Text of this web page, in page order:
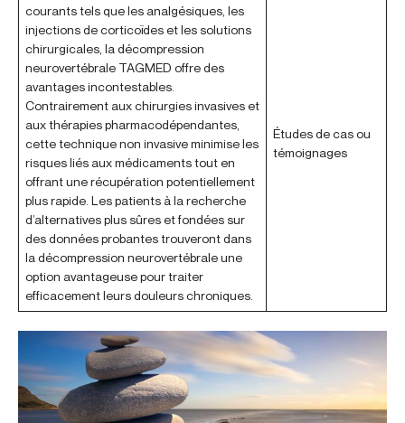
courants tels que les analgésiques, les
injections de corticoïdes et les solutions
chirurgicales, la décompression
neurovertébrale TAGMED offre des
avantages incontestables.
Contrairement aux chirurgies invasives et
aux thérapies pharmacodépendantes,
cette technique non invasive minimise les
risques liés aux médicaments tout en
offrant une récupération potentiellement
plus rapide. Les patients à la recherche
d’alternatives plus sûres et fondées sur
des données probantes trouveront dans
la décompression neurovertébrale une
option avantageuse pour traiter
efficacement leurs douleurs chroniques.
Études de cas ou
témoignages